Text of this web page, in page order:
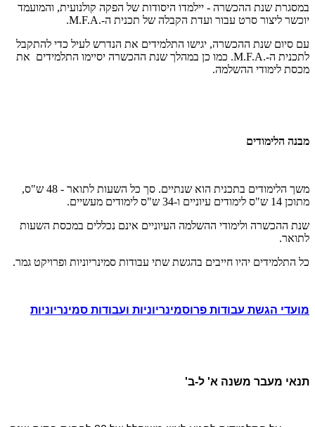
במסגרת שנת ההכשרה - יילמדו היסודות של הפקה קולנועית, והמועמד
יוכשר ליצור סרט עבור ועדת הקבלה של תכנית ה-.M.F.A
.
עם סיום שנת ההכשרה, יגישו התלמידים את הנדרש לעיל כדי להתקבל
לתכנית ה-.M.F.A. כמו כן במהלך שנת ההכשרה יסיימו התלמידים את
מכסת לימודי ההשלמה.
מבנה הלימודים
משך הלימודים בתכנית הוא שנתיים. סך כל השעות לתואר - 48 ש"ס,
מתוכן 14 ש"ס לימודים עיוניים ו-34 ש"ס לימודים מעשיים.
שנת ההכשרה ולימודי ההשלמה העיוניים אינם נכללים במכסת השעות
לתואר.
כל התלמידים יהיו חייבים בהגשת שתי עבודות סמינריוניות ופרויקט גמר.
מועדי הגשת עבודות פרוסמינריוניות ועבודות סמינריוניות
תנאי מעבר משנה א' ל-ב'